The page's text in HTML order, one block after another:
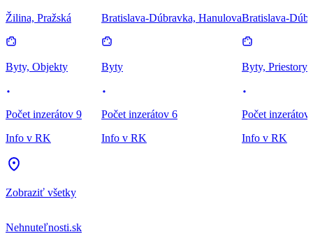
Žilina, Pražská
Byty, Objekty
Počet inzerátov 9
Info v RK
Bratislava-Dúbravka, Hanulova
Byty
Počet inzerátov 6
Info v RK
Bratislava-
Byty, Priestory
Počet inzerátov
Info v RK
Zobraziť všetky
Nehnuteľnosti.sk